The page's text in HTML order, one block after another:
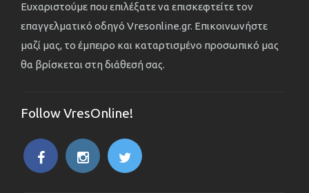
Ευχαριστούμε που επιλέξατε να επισκεφτείτε τον
επαγγελματικό οδηγό Vresonline.gr. Επικοινωνήστε
μαζί μας, το έμπειρο και καταρτισμένο προσωπικό μας
θα βρίσκεται στη διάθεσή σας.
Follow VresOnline!